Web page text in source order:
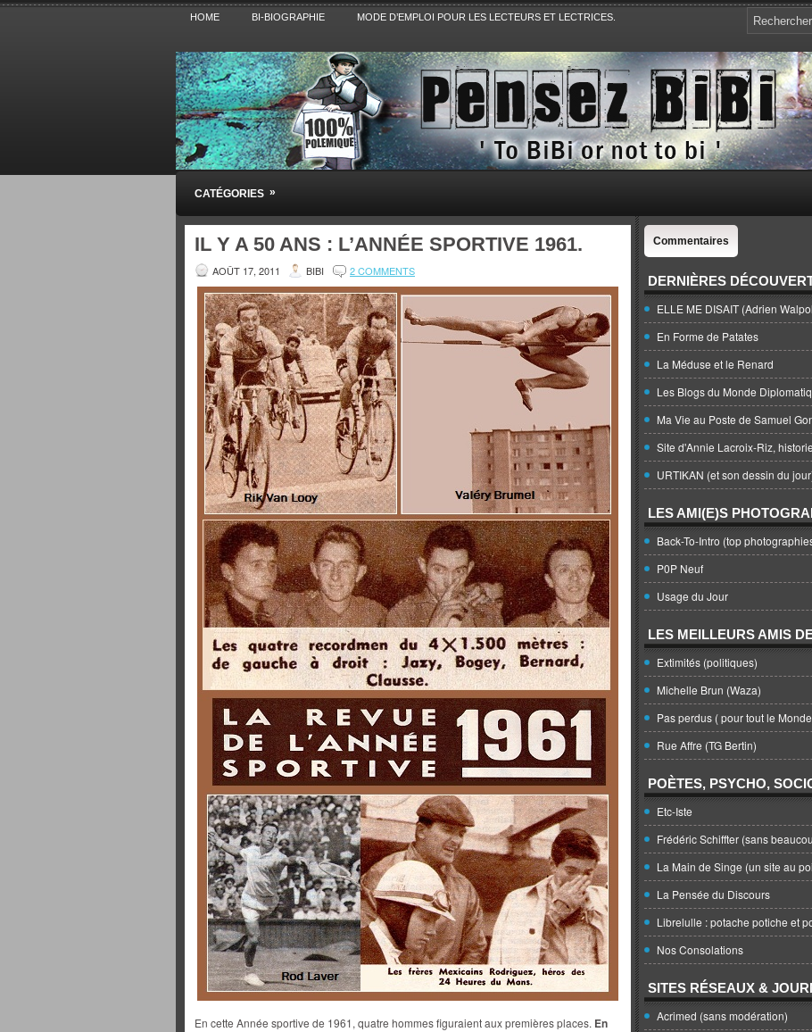
HOME BI-BIOGRAPHIE MODE D’EMPLOI POUR LES LECTEURS ET LECTRICES.
Pensez BiBi
Blog polémique sur l'Actualité, la Culture, la Politique, le Sport,. Avec Revue de presse et de blogs.
CATÉGORIES »
IL Y A 50 ANS : L’ANNÉE SPORTIVE 1961.
AOÛT 17, 2011 BIBI 2 COMMENTS
En cette Année sportive de 1961, quatre hommes figuraient aux premières places. En
Commentaires
DERNIÈRES
ELLE ME DISAIT (Adrien
En Forme de Patates
La Méduse et le Renard
Les Blogs du Monde
Ma Vie au Poste de Samuel
Site d'Annie Lacroix-Riz,
URTIKAN (et son dessin du
LES AMI(E)S
Back-To-Intro (top
P0P Neuf
Usage du Jour
LES MEILLEURS AMIS
Extimités (politiques)
Michelle Brun (Waza)
Pas perdus ( pour tout le
Rue Affre (TG Bertin)
POÈTES, PSYCHO,
Etc-Iste
Frédéric Schiffter (sans
La Main de Singe (un site au
La Pensée du Discours
Librelulle : potache potiche et
Nos Consolations
SITES RÉSEAUX &
Acrimed (sans modération)